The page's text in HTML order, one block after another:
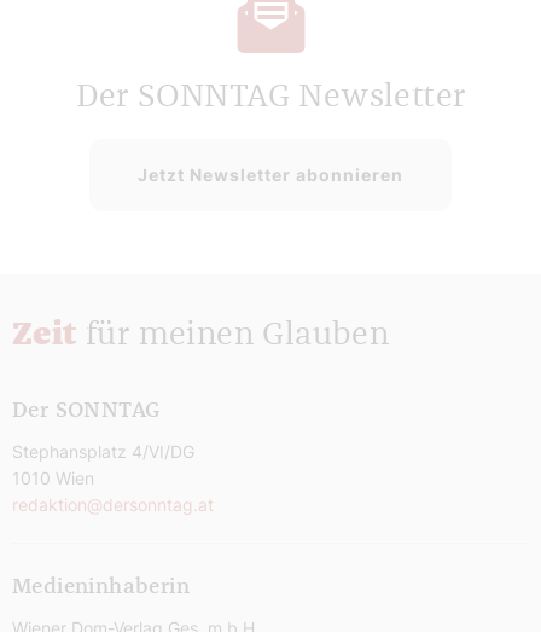
Der SONNTAG Newsletter
Jetzt Newsletter abonnieren
Zeit für meinen Glauben
Der SONNTAG
Stephansplatz 4/VI/DG
1010 Wien
redaktion@dersonntag.at
Medieninhaberin
Wiener Dom-Verlag Ges. m.b.H.